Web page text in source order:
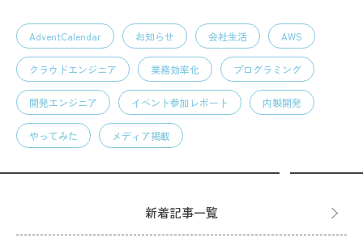
AdventCalendar お知らせ 会社生活 AWS
クラウドエンジニア 業務効率化 プログラミング
開発エンジニア イベント参加レポート 内製開発
やってみた メディア掲載
新着記事一覧